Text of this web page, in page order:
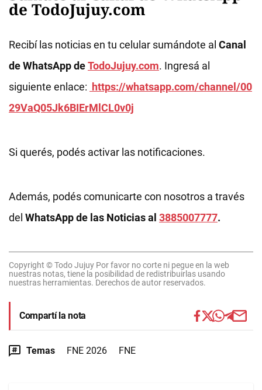
de TodoJujuy.com
Recibí las noticias en tu celular sumándote al Canal
de WhatsApp deTodoJujuy.com. Ingresá al
siguiente enlace: https://whatsapp.com/channel/00
29VaQ05Jk6BIErMlCL0v0j
Si querés, podés activar las notificaciones.
Además, podés comunicarte con nosotros a través
del WhatsApp de las Noticias al 3885007777.
Copyright © Todo Jujuy Por favor no corte ni pegue en la web
nuestras notas, tiene la posibilidad de redistribuirlas usando
nuestras herramientas. Derechos de autor reservados.
Compartí la nota
Temas FNE 2026 FNE